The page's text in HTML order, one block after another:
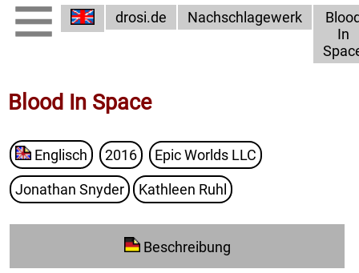
drosi.de Nachschlagewerk
In
Blood In Space
Englisch 2016 Epic Worlds LLC
Jonathan Snyder Kathleen Ruhl
Beschreibung